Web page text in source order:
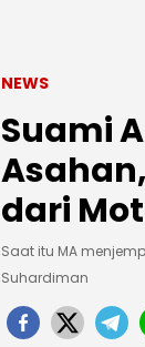
NEWS
Suami
dari
Saat itu MA
Suhardiman